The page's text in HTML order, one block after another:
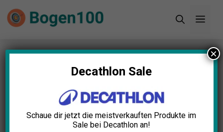
Inhalt
Startseite»Blog»Bogenhülle Gepolstert Test:
Die 11 besten (Bestenliste)
Bogenhülle Gepolstert Test:
Die 11 besten (Bestenliste)
Elias Schubert April 23, 2025
Decathlon Sale
Schaue dir jetzt die meistverkauften Produkte im
Sale bei Decathlon an!
×